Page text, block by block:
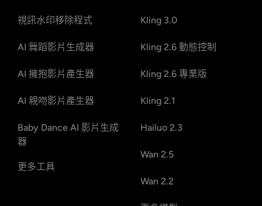
視訊水印移除程式
AI 舞蹈影片生成器
AI 擁抱影片產生器
AI 親吻影片產生器
Baby Dance AI 影片生成
器
更多工具
Kling 3.0
Kling 2.6 動態控制
Kling 2.6 專業版
Kling 2.1
Hailuo 2.3
Wan 2.5
Wan 2.2